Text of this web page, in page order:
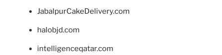
JabalpurCakeDelivery.com
halobjd.com
intelligenceqatar.com